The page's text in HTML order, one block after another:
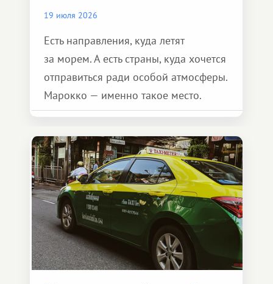
19 июля 2026
Есть направления, куда летят
за морем. А есть страны, куда хочется
отправиться ради особой атмосферы.
Марокко — именно такое место.